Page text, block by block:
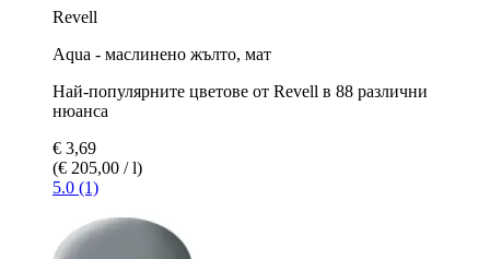
Revell
Aqua - маслинено жълто, мат
Най-популярните цветове от Revell в 88 различни
нюанса
€ 3,69
(€ 205,00 / l)
5.0 (1)